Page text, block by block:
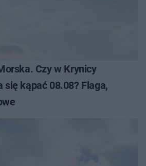
Czy w Krynicy
się kąpać 08.08? Flaga,